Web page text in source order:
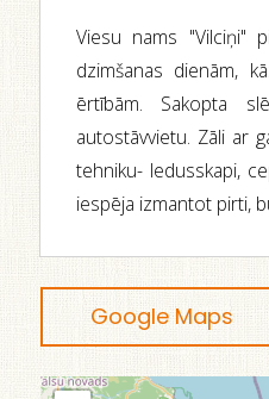
Viesu nams "Vilciņi"
dzimšanas dienām,
ērtībām. Sakopta
autostāvvietu. Zāli ar
tehniku- ledusskapi,
iespēja izmantot pirti,
Google Maps